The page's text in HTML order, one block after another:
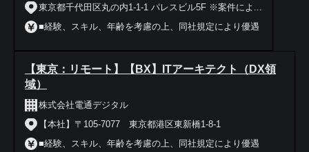
東京都千代田区丸の内1-1-1 パレスビル5F ※案件によ...
■経験、スキル、年齢を考慮の上、同社規定により優遇
【東京：リモート】【BX】ITアーキテクト（DX領
域）
株式会社電通デジタル
【本社】〒105-7077 東京都港区東新橋1-8-1
■経験、スキル、年齢を考慮の上、同社規定により優遇